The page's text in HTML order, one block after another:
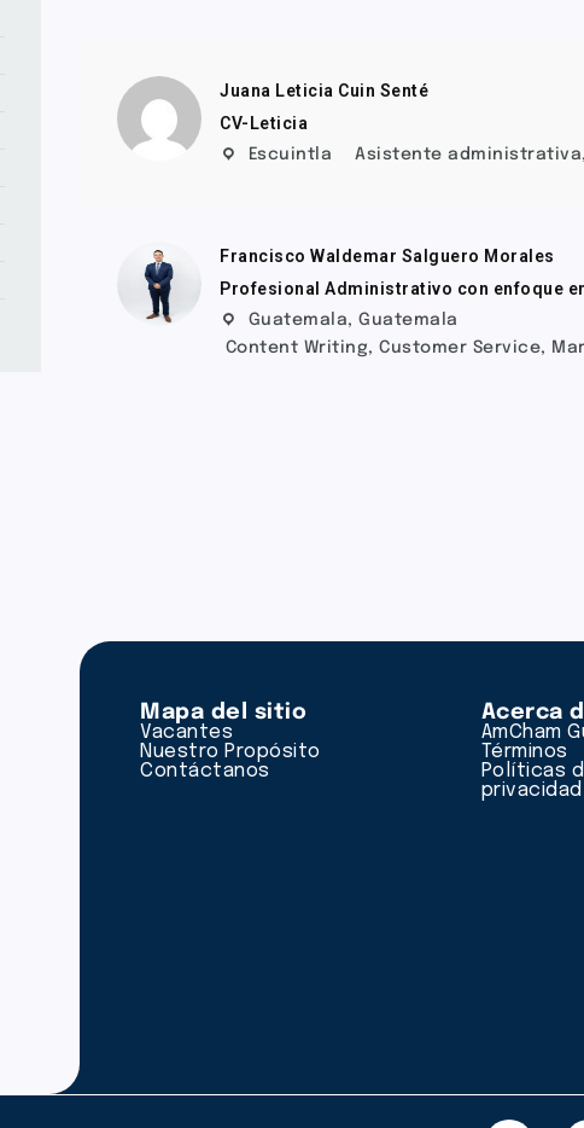
Juana Leticia Cuin Senté
CV-Leticia
Escuintla Asistente administrativa,
Francisco Waldemar Salguero Morales
Profesional Administrativo con enfoque
Guatemala,Guatemala
Content Writing,Customer Service,
Mapa del sitio
Vacantes
Nuestro Propósito
Contáctanos
Acerca
AmCham
Términos
Políticas
privacidad